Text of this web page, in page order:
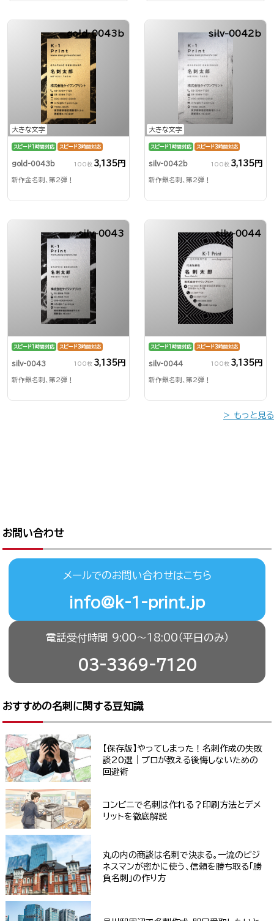
大きな文字
gold-0043b
スピード1時間対応 スピード3時間対応
gold-0043b 100枚 3,135円
新作金名刺、第2弾！
大きな文字
silv-0042b
スピード1時間対応 スピード3時間対応
silv-0042b 100枚 3,135円
新作銀名刺、第2弾！
silv-0043
スピード1時間対応 スピード3時間対応
silv-0043 100枚 3,135円
新作銀名刺、第2弾！
silv-0044
スピード1時間対応 スピード3時間対応
silv-0044 100枚 3,135円
新作銀名刺、第2弾！
> もっと見る
お問い合わせ
メールでのお問い合わせはこちら
info@k-1-print.jp
電話受付時間 9:00〜18:00（平日のみ）
03-3369-7120
おすすめの名刺に関する豆知識
【保存版】やってしまった！名刺作成の失敗
談20選｜プロが教える後悔しないための
回避術
コンビニで名刺は作れる？印刷方法とデメ
リットを徹底解説
丸の内の商談は名刺で決まる。一流のビジ
ネスマンが密かに使う、信頼を勝ち取る「勝
負名刺」の作り方